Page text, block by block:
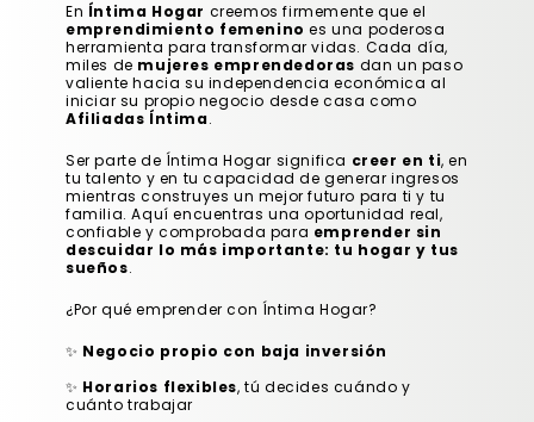
En Íntima Hogar creemos firmemente que el
emprendimiento femenino es una poderosa
herramienta para transformar vidas. Cada día,
miles de mujeres emprendedoras dan un paso
valiente hacia su independencia económica al
iniciar su propio negocio desde casa como
Afiliadas Íntima.
Ser parte de Íntima Hogar significa creer en ti, en
tu talento y en tu capacidad de generar ingresos
mientras construyes un mejor futuro para ti y tu
familia. Aquí encuentras una oportunidad real,
confiable y comprobada para emprender sin
descuidar lo más importante: tu hogar y tus
sueños.
¿Por qué emprender con Íntima Hogar?
✨ Negocio propio con baja inversión
✨ Horarios flexibles, tú decides cuándo y
cuánto trabajar